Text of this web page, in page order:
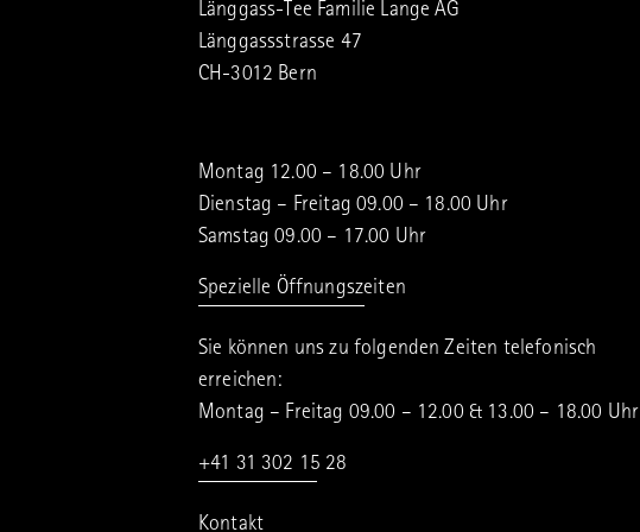
Länggass-Tee Familie Lange AG
Länggassstrasse 47
CH-3012 Bern
Montag 12.00 – 18.00 Uhr
Dienstag – Freitag 09.00 – 18.00 Uhr
Samstag 09.00 – 17.00 Uhr
Spezielle Öffnungszeiten
Sie können uns zu folgenden Zeiten telefonisch
erreichen:
Montag – Freitag 09.00 – 12.00 & 13.00 – 18.00 Uhr
+41 31 302 15 28
Kontakt